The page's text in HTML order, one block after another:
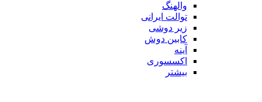
والهنگ
توالت ایرانی
زیر دوشی
کابین دوش
آینه
اکسسوری
بیشتر